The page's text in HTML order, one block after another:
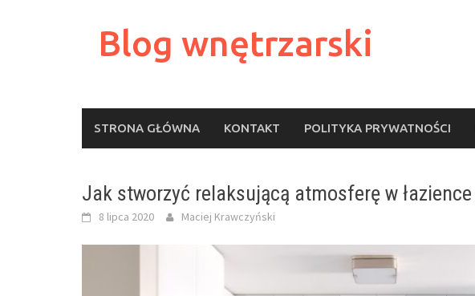
Blog wnętrzarski
STRONA GŁÓWNA KONTAKT POLITYKA PRYWATNOŚCI
Jak stworzyć relaksującą atmosferę w łazience
8 lipca 2020 Maciej Krawczyński